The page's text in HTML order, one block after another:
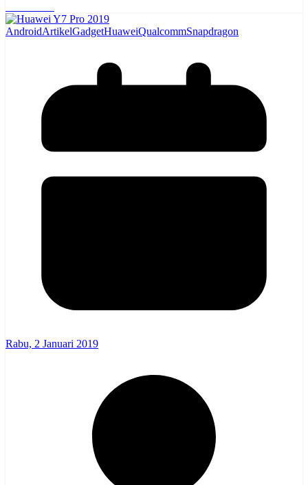
AndroidArtikelGadgetHuaweiQualcommSnapdragon
Rabu, 2 Januari 2019